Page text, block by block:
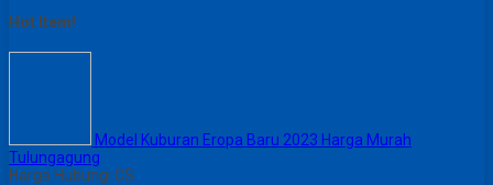
Hot Item!
Model Kuburan Eropa Baru 2023 Harga Murah
Tulungagung
Harga Hubungi CS